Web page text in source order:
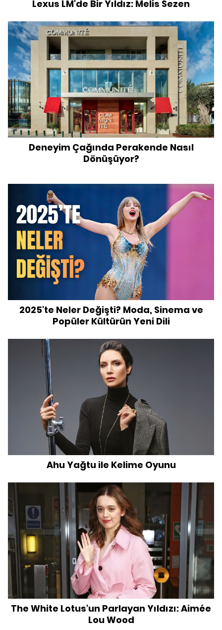
Lexus LM'de Bir Yıldız: Melis Sezen
Deneyim Çağında Perakende Nasıl
Dönüşüyor?
2025'te Neler Değişti? Moda, Sinema ve
Popüler Kültürün Yeni Dili
Ahu Yağtu ile Kelime Oyunu
The White Lotus'un Parlayan Yıldızı: Aimée
Lou Wood